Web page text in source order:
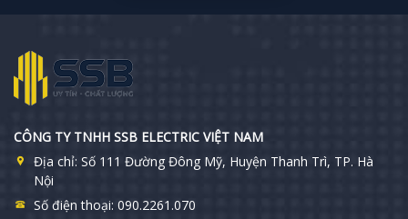
CÔNG TY TNHH SSB ELECTRIC VIỆT NAM
Địa chỉ: Số 111 Đường Đông Mỹ, Huyện Thanh Trì, TP. Hà
Nội
Số điện thoại: 090.2261.070